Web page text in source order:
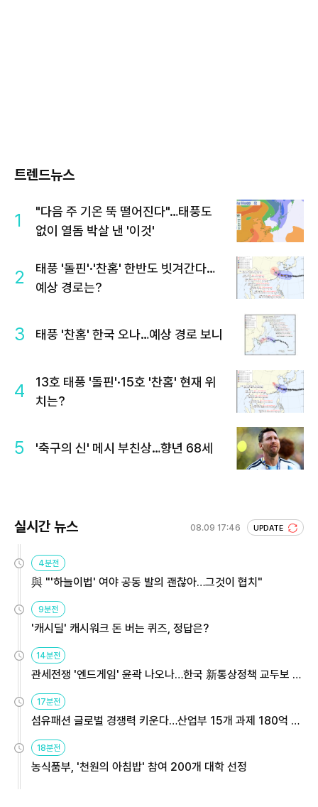
트렌드뉴스
1
"다음 주 기온 뚝 떨어진다"…태풍도
없이 열돔 박살 낸 '이것'
2
태풍 '돌핀'·'찬홈' 한반도 빗겨간다…
예상 경로는?
3 태풍 '찬홈' 한국 오나…예상 경로 보니
4
13호 태풍 '돌핀'·15호 '찬홈' 현재 위
치는?
5 '축구의 신' 메시 부친상…향년 68세
실시간 뉴스 08.09 17:46 UPDATE
4분전
與 "'하늘이법' 여야 공동 발의 괜찮아…그것이 협치"
9분전
'캐시딜' 캐시워크 돈 버는 퀴즈, 정답은?
14분전
관세전쟁 '엔드게임' 윤곽 나오나…한국 新통상정책 교두보 활
17분전
섬유패션 글로벌 경쟁력 키운다…산업부 15개 과제 180억 지
18분전
농식품부, '천원의 아침밥' 참여 200개 대학 선정